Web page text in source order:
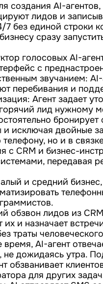
создания AI-
лидов и
7 без единой строки
сразу
голосовых AI-
с
звучанием:
перебивания и
Агент задает
лид нужному
бронирует
и исключая двойные
но и в
с CRM и бизнес-
передавая
и средний бизнес,
обзвон лидов из
и назначает
траты
AI-агент
дожидаясь утра.
обзванивает
для других